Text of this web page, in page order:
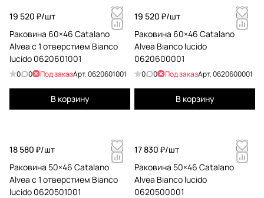
19 520 ₽/шт
Раковина 60×46 Catalano
Alvea с 1 отверстием Bianco
lucido 0620601001
0 0 Под заказАрт.0620601001
В корзину
19 520 ₽/шт
Раковина 60×46 Catalano
Alvea Bianco lucido
0620600001
0 0 Под заказАрт.0620600001
В корзину
18 580 ₽/шт
Раковина 50×46 Catalano
Alvea с 1 отверстием Bianco
lucido 0620501001
17 830 ₽/шт
Раковина 50×46 Catalano
Alvea Bianco lucido
0620500001